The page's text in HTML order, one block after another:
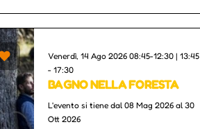
Venerdì, 14 Ago 2026 08:45-12:30 | 13:45
- 17:30
BAGNO NELLA FORESTA
L'evento si tiene dal 08 Mag 2026 al 30
Ott 2026